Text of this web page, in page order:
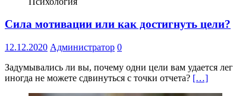
Сила мотивации или как достигнуть цели?
12.12.2020 Администратор 0
Задумывались ли вы, почему одни цели вам удается
иногда не можете сдвинуться с точки отчета? […]